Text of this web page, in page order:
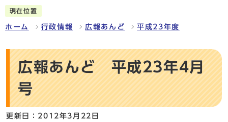
現在位置
ホーム 行政情報 広報あんど 平成23年度
広報あんど 平成23年4月
号
更新日：2012年3月22日